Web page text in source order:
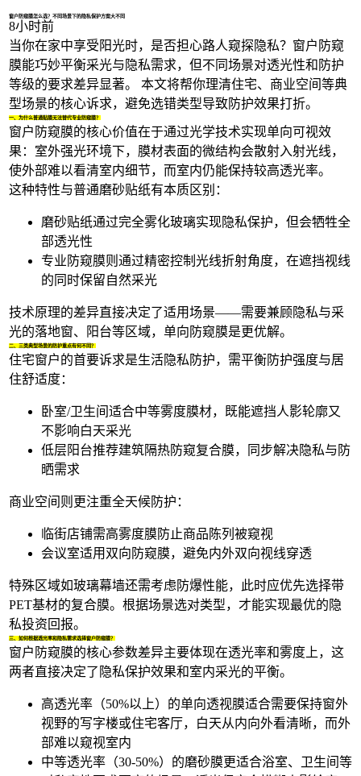
窗户防窥膜怎么选？不同场景下的隐私保护方案大不同
8小时前
当你在家中享受阳光时，是否担心路人窥探隐私？ 窗户防窥
膜能巧妙平衡采光与隐私需求，但不同场景对透光性和防护
等级的要求差异显著。 本文将帮你理清住宅、商业空间等典
型场景的核心诉求，避免选错类型导致防护效果打折。
一、为什么普通贴膜无法替代专业防窥膜？
窗户防窥膜的核心价值在于通过光学技术实现单向可视效
果：室外强光环境下，膜材表面的微结构会散射入射光线，
使外部难以看清室内细节，而室内仍能保持较高透光率。
这种特性与普通磨砂贴纸有本质区别：
磨砂贴纸通过完全雾化玻璃实现隐私保护，但会牺牲全
部透光性
专业防窥膜则通过精密控制光线折射角度，在遮挡视线
的同时保留自然采光
技术原理的差异直接决定了适用场景——需要兼顾隐私与采
光的落地窗、阳台等区域， 单向防窥膜是更优解。
二、三类典型场景的防护重点有何不同？
住宅窗户的首要诉求是生活隐私防护，需平衡防护强度与居
住舒适度：
卧室/卫生间适合中等雾度膜材，既能遮挡人影轮廓又
不影响白天采光
低层阳台推荐建筑隔热防窥复合膜，同步解决隐私与防
晒需求
商业空间则更注重全天候防护：
临街店铺需高雾度膜防止商品陈列被窥视
会议室适用双向防窥膜，避免内外双向视线穿透
特殊区域如玻璃幕墙还需考虑防爆性能，此时应优先选择带
PET基材的复合膜。根据场景选对类型，才能实现最优的隐
私投资回报。
三、如何根据透光率和隐私需求选择窗户防窥膜？
窗户防窥膜的核心参数差异主要体现在透光率和雾度上，这
两者直接决定了隐私保护效果和室内采光的平衡。
高透光率（50%以上）的单向透视膜适合需要保持窗外
视野的写字楼或住宅客厅，白天从内向外看清晰，而外
部难以窥视室内
中等透光率（30-50%）的磨砂膜更适合浴室、卫生间等